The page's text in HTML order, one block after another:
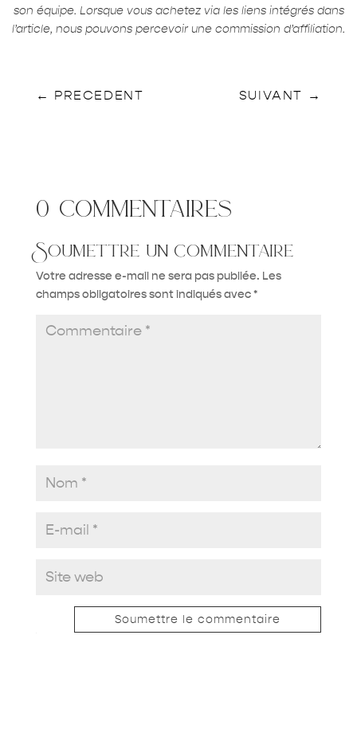
son équipe. Lorsque vous achetez via les liens intégrés dans
l’article, nous pouvons percevoir une commission d’affiliation.
← PRECEDENT SUIVANT →
0 commentaires
Soumettre un commentaire
Votre adresse e-mail ne sera pas publiée. Les
champs obligatoires sont indiqués avec*
Soumettre le commentaire